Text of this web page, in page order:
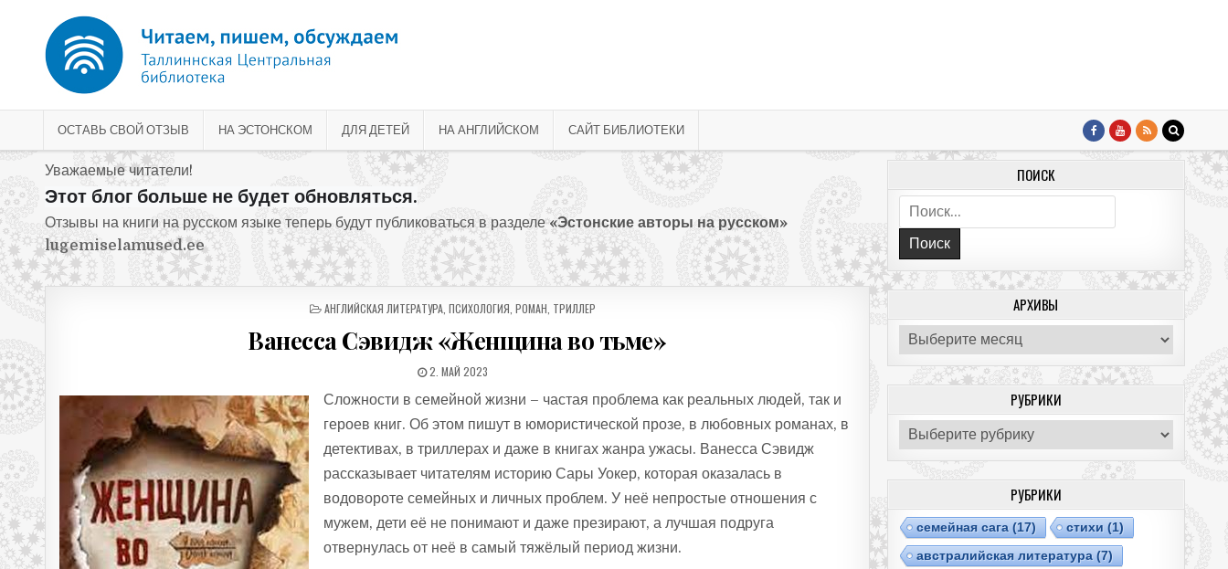
ОСТАВЬ СВОЙ ОТЗЫВ НА ЭСТОНСКОМ ДЛЯ ДЕТЕЙ НА АНГЛИЙСКОМ САЙТ БИБЛИОТЕКИ
Уважаемые читатели!
Этот блог больше не будет обновляться.
Отзывы на книги на русском языке теперь будут публиковаться в разделе«Эстонские авторы на русском»
lugemiselamused.ee
ОПУБЛИКОВАНО В
АНГЛИЙСКАЯ ЛИТЕРАТУРА, ПСИХОЛОГИЯ РОМАН ТРИЛЛЕР
Ванесса Сэвидж «Женщина во тьме»
ДАТА ПУБЛИКАЦИИ:
2. МАЙ 2023
Сложности в семейной жизни – частая проблема как реальных людей, так и
героев книг. Об этом пишут в юмористической прозе, в любовных романах, в
детективах, в триллерах и даже в книгах жанра ужасы. Ванесса Сэвидж
рассказывает читателям историю Сары Уокер, которая оказалась в
водовороте семейных и личных проблем. У неё непростые отношения с
мужем, дети её не понимают и даже презирают, а лучшая подруга
отвернулась от неё в самый тяжёлый период жизни.
ПОИСК
Поиск:
АРХИВЫ
Архивы
РУБРИКИ
Рубрики
РУБРИКИ
cемейная сага(17) cтихи (1)
австралийская литература(7)